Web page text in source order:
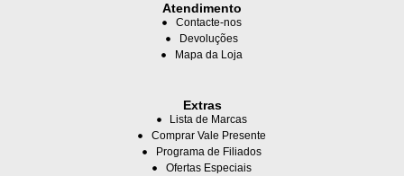
Atendimento
Contacte-nos
Devoluções
Mapa da Loja
Extras
Lista de Marcas
Comprar Vale Presente
Programa de Filiados
Ofertas Especiais